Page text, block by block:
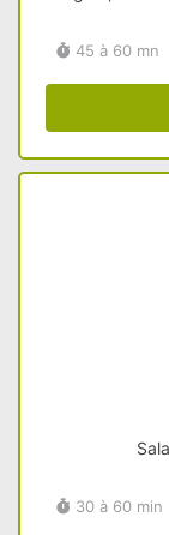
45 à 60 mn
30 à 60 min